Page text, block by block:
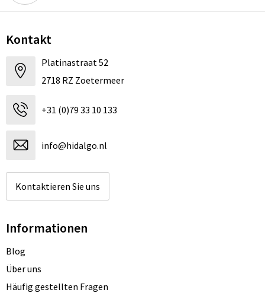
Kontakt
Platinastraat 52
2718 RZ Zoetermeer
+31 (0)79 33 10 133
info@hidalgo.nl
Kontaktieren Sie uns
Informationen
Blog
Über uns
Häufig gestellten Fragen